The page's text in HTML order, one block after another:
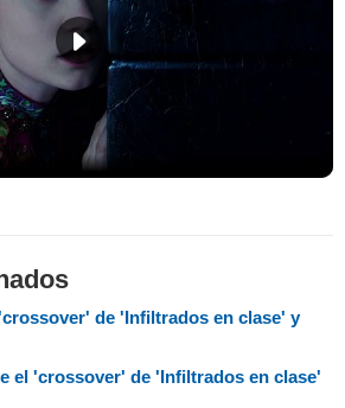
de 'Infiltrados en clase' y
el 'crossover' de 'Infiltrados en clase'